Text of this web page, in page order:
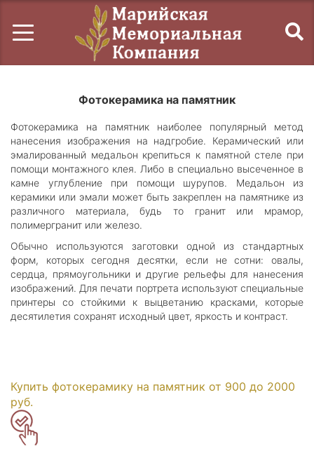
Фотокерамика на памятник
Фотокерамика на памятник наиболее популярный метод
нанесения изображения на надгробие. Керамический или
эмалированный медальон крепиться к памятной стеле при
помощи монтажного клея. Либо в специально высеченное в
камне углубление при помощи шурупов. Медальон из
керамики или эмали может быть закреплен на памятнике из
различного материала, будь то гранит или мрамор,
полимергранит или железо.
Обычно используются заготовки одной из стандартных
форм, которых сегодня десятки, если не сотни: овалы,
сердца, прямоугольники и другие рельефы для нанесения
изображений. Для печати портрета используют специальные
принтеры со стойкими к выцветанию красками, которые
десятилетия сохранят исходный цвет, яркость и контраст.
Купить фотокерамику на памятник от 900 до 2000
руб.